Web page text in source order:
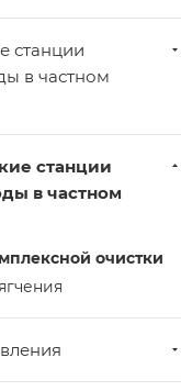
станции
в частном
станции
в частном
очистки